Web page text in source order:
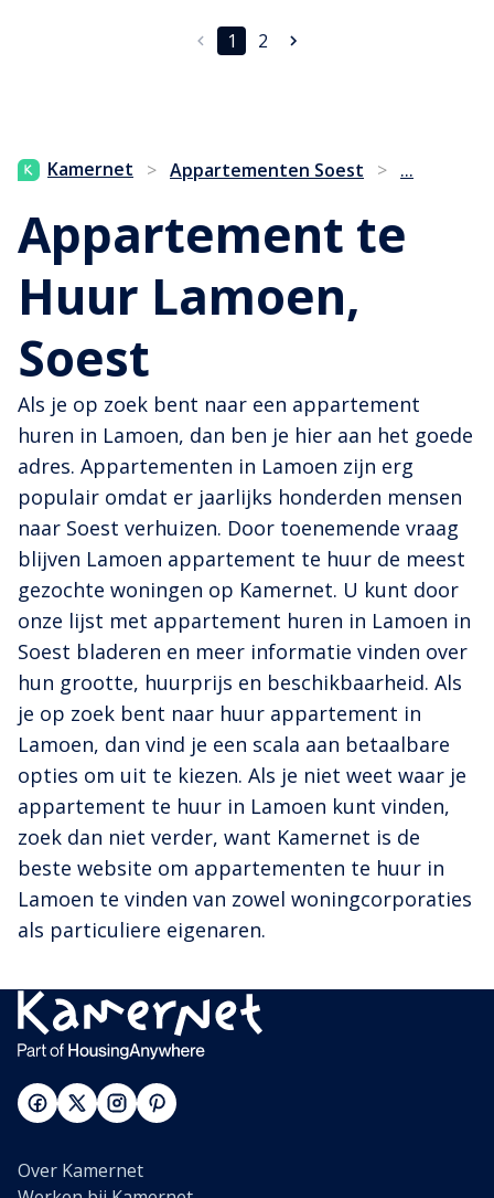
1 2
Kamernet > Appartementen Soest > ...
Appartement te
Huur Lamoen,
Soest
Als je op zoek bent naar een appartement
huren in Lamoen, dan ben je hier aan het goede
adres. Appartementen in Lamoen zijn erg
populair omdat er jaarlijks honderden mensen
naar Soest verhuizen. Door toenemende vraag
blijven Lamoen appartement te huur de meest
gezochte woningen op Kamernet. U kunt door
onze lijst met appartement huren in Lamoen in
Soest bladeren en meer informatie vinden over
hun grootte, huurprijs en beschikbaarheid. Als
je op zoek bent naar huur appartement in
Lamoen, dan vind je een scala aan betaalbare
opties om uit te kiezen. Als je niet weet waar je
appartement te huur in Lamoen kunt vinden,
zoek dan niet verder, want Kamernet is de
beste website om appartementen te huur in
Lamoen te vinden van zowel woningcorporaties
als particuliere eigenaren.
Over Kamernet